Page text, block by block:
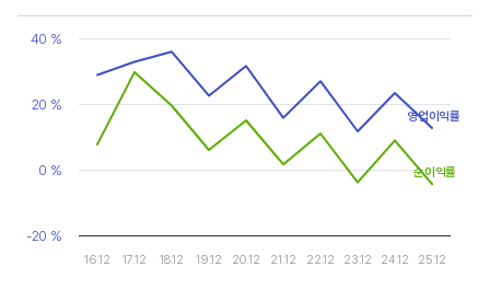
매출액, 영업이익, 순이익 모두 우상향 하는 기업은 주가도 꾸준히 상승합니다. 주가 상승의
출발점이 꾸준한 매출액 증가에서 시작한다는 점을 기억해야 합니다.
Chart
Line chart with 2 lines.
View as data table, Chart
The chart has 1 X axis displaying categories.
The chart has 1 Y axis displaying values. Data ranges from -
16.12 17.12 18.12 19.12 20.12 21.12 22.12 23.12 24.12 25.12
-20 %
0 %
20 %
40 %
영업이익률
순이익률